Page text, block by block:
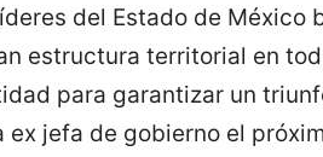
del Estado de México
estructura territorial en
para garantizar un
ex jefa de gobierno el